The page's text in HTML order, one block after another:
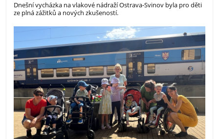
Dnešní vycházka na vlakové nádraží Ostrava-Svinov byla pro děti
ze plná zážitků a nových zkušeností.